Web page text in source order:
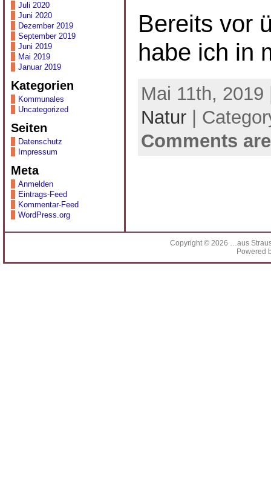
Juli 2020
Juni 2020
Dezember 2019
September 2019
Juni 2019
Mai 2019
Januar 2019
Kategorien
Kommunales
Uncategorized
Seiten
Datenschutz
Impressum
Meta
Anmelden
Eintrags-Feed
Kommentar-Feed
WordPress.org
Bereits vor
habe ich in
Mai 11th,
Natur|
Comments
Copyright © 2026 …aus
Powered